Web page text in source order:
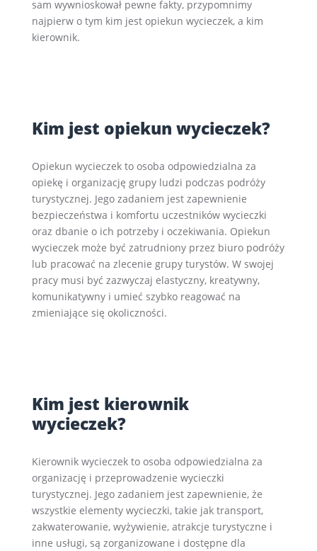
sam wywnioskował pewne fakty, przypomnimy
najpierw o tym kim jest opiekun wycieczek, a kim
kierownik.
Kim jest opiekun wycieczek?
Opiekun wycieczek to osoba odpowiedzialna za
opiekę i organizację grupy ludzi podczas podróży
turystycznej. Jego zadaniem jest zapewnienie
bezpieczeństwa i komfortu uczestników wycieczki
oraz dbanie o ich potrzeby i oczekiwania. Opiekun
wycieczek może być zatrudniony przez biuro podróży
lub pracować na zlecenie grupy turystów. W swojej
pracy musi być zazwyczaj elastyczny, kreatywny,
komunikatywny i umieć szybko reagować na
zmieniające się okoliczności.
Kim jest kierownik
wycieczek?
Kierownik wycieczek to osoba odpowiedzialna za
organizację i przeprowadzenie wycieczki
turystycznej. Jego zadaniem jest zapewnienie, że
wszystkie elementy wycieczki, takie jak transport,
zakwaterowanie, wyżywienie, atrakcje turystyczne i
inne usługi, są zorganizowane i dostępne dla